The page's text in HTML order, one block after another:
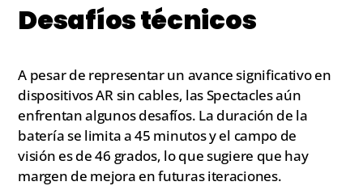
Desafíos técnicos
A pesar de representar un avance significativo en
dispositivos AR sin cables, las Spectacles aún
enfrentan algunos desafíos. La duración de la
batería se limita a 45 minutos y el campo de
visión es de 46 grados, lo que sugiere que hay
margen de mejora en futuras iteraciones.